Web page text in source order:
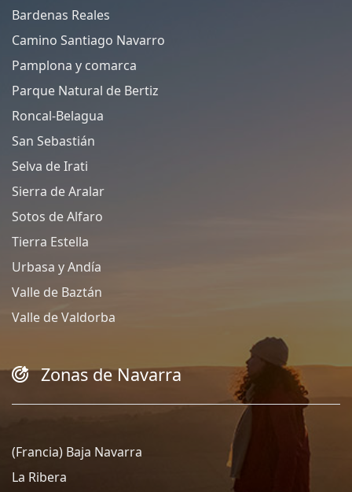
Bardenas Reales
Camino Santiago Navarro
Pamplona y comarca
Parque Natural de Bertiz
Roncal-Belagua
San Sebastián
Selva de Irati
Sierra de Aralar
Sotos de Alfaro
Tierra Estella
Urbasa y Andía
Valle de Baztán
Valle de Valdorba
Zonas de Navarra
(Francia) Baja Navarra
La Ribera